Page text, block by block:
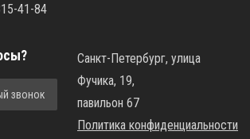
41-84
звонок
Санкт-Петербург, улица
Фучика, 19,
павильон 67
Политика конфиденциальности